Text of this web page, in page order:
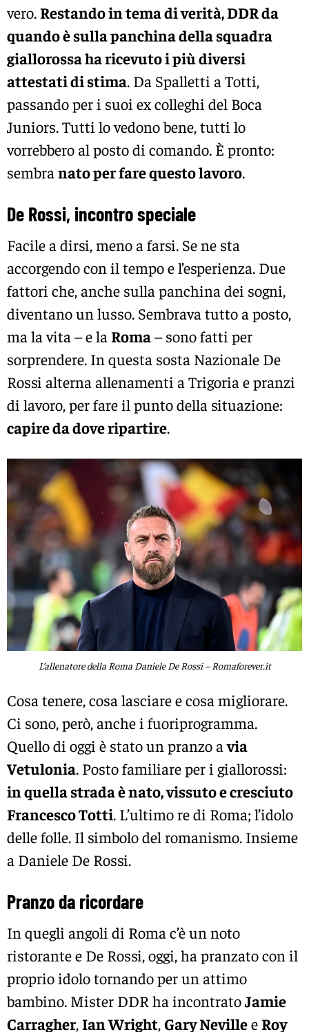
vero.Restando in tema di verità, DDR da
quando è sulla panchina della squadra
giallorossa ha ricevuto i più diversi
attestati di stima. Da Spalletti a Totti,
passando per i suoi ex colleghi del Boca
Juniors. Tutti lo vedono bene, tutti lo
vorrebbero al posto di comando. È pronto:
sembra nato per fare questo lavoro.
De Rossi, incontro speciale
Facile a dirsi, meno a farsi. Se ne sta
accorgendo con il tempo e l’esperienza. Due
fattori che, anche sulla panchina dei sogni,
diventano un lusso. Sembrava tutto a posto,
ma la vita – e la Roma– sono fatti per
sorprendere. In questa sosta Nazionale De
Rossi alterna allenamenti a Trigoria e pranzi
di lavoro, per fare il punto della situazione:
capire da dove ripartire.
L’allenatore della Roma Daniele De Rossi – Romaforever.it
Cosa tenere, cosa lasciare e cosa migliorare.
Ci sono, però, anche i fuoriprogramma.
Quello di oggi è stato un pranzo avia
Vetulonia. Posto familiare per i giallorossi:
in quella strada è nato, vissuto e cresciuto
Francesco Totti. L’ultimo re di Roma; l’idolo
delle folle. Il simbolo del romanismo. Insieme
a Daniele De Rossi.
Pranzo da ricordare
In quegli angoli di Roma c’è un noto
ristorante e De Rossi, oggi, ha pranzato con il
proprio idolo tornando per un attimo
bambino. Mister DDR ha incontratoJamie
Carragher,Ian Wright,Gary NevilleeRoy